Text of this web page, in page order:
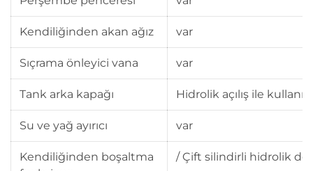
Kendiliğinden akan ağız var
Sıçrama önleyici vana var
Tank arka kapağı Hidrolik açılış ile
Su ve yağ ayırıcı var
Kendiliğinden boşaltma
/ Çift silindirli hidrolik